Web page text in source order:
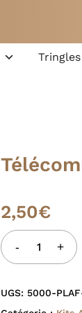
2,50€
UGS: 5000-